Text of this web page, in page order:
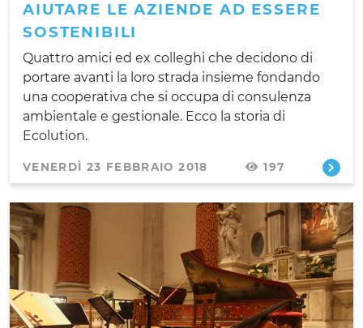
AIUTARE LE AZIENDE AD ESSERE
SOSTENIBILI
Quattro amici ed ex colleghi che decidono di
portare avanti la loro strada insieme fondando
una cooperativa che si occupa di consulenza
ambientale e gestionale. Ecco la storia di
Ecolution.
VENERDÌ 23 FEBBRAIO 2018 197